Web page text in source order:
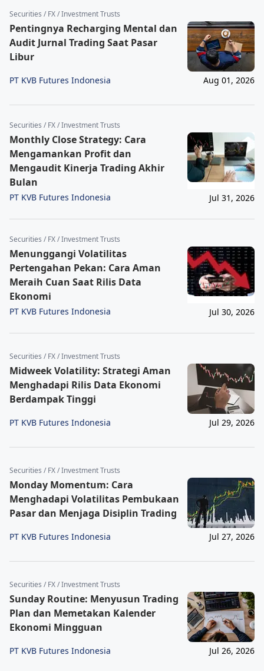
Securities / FX / Investment Trusts
Pentingnya Recharging Mental dan
Audit Jurnal Trading Saat Pasar
Libur
PT KVB Futures Indonesia Aug 01, 2026
Securities / FX / Investment Trusts
Monthly Close Strategy: Cara
Mengamankan Profit dan
Mengaudit Kinerja Trading Akhir
Bulan
PT KVB Futures Indonesia Jul 31, 2026
Securities / FX / Investment Trusts
Menunggangi Volatilitas
Pertengahan Pekan: Cara Aman
Meraih Cuan Saat Rilis Data
Ekonomi
PT KVB Futures Indonesia Jul 30, 2026
Securities / FX / Investment Trusts
Midweek Volatility: Strategi Aman
Menghadapi Rilis Data Ekonomi
Berdampak Tinggi
PT KVB Futures Indonesia Jul 29, 2026
Securities / FX / Investment Trusts
Monday Momentum: Cara
Menghadapi Volatilitas Pembukaan
Pasar dan Menjaga Disiplin Trading
PT KVB Futures Indonesia Jul 27, 2026
Securities / FX / Investment Trusts
Sunday Routine: Menyusun Trading
Plan dan Memetakan Kalender
Ekonomi Mingguan
PT KVB Futures Indonesia Jul 26, 2026